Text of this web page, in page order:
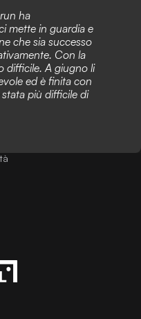
ha
mette in guardia e
che sia successo
Con la
difficile. A giugno li
ed è finita con
più difficile di